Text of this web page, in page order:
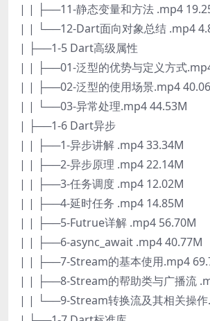
| | ├──11-静态变量和方法 .mp4
| | └──12-Dart面向对象总结 .mp4
| ├──1-5 Dart高级属性
| | ├──01-泛型的优势与定义方式
| | ├──02-泛型的使用场景.mp4
| | └──03-异常处理.mp4 44.53M
| ├──1-6 Dart异步
| | ├──1-异步讲解 .mp4 33.34M
| | ├──2-异步原理 .mp4 22.14M
| | ├──3-任务调度 .mp4 12.02M
| | ├──4-延时任务 .mp4 14.85M
| | ├──5-Futrue详解 .mp4 56.70M
| | ├──6-async_await .mp4 40.77M
| | ├──7-Stream的基本使用.mp4
| | ├──8-Stream的帮助类与广播流
| | └──9-Stream转换流及其相关操作